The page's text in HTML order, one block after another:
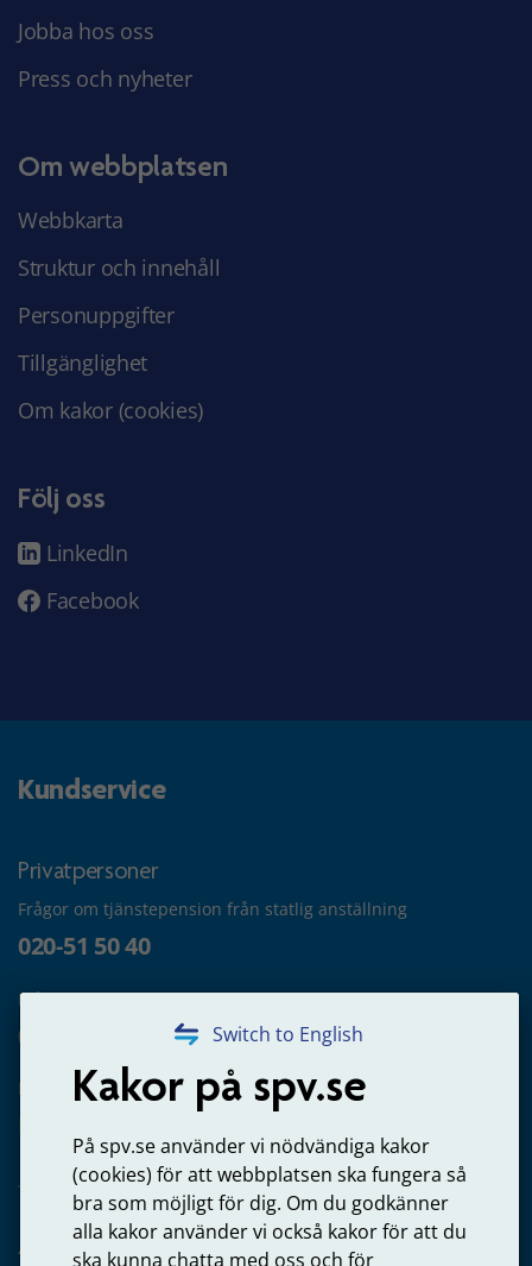
Switch to English
Kakor på spv.se
På spv.se använder vi nödvändiga kakor
(cookies) för att webbplatsen ska fungera så
bra som möjligt för dig. Om du godkänner
alla kakor använder vi också kakor för att du
ska kunna chatta med oss och för
Jobba hos oss
Press och nyheter
Om webbplatsen
Webbkarta
Struktur och innehåll
Personuppgifter
Tillgänglighet
Om kakor (cookies)
Följ oss
LinkedIn
Facebook
Kundservice
Privatpersoner
Frågor om tjänstepension från statlig anställning
020-51 50 40
Frågor om utbetalning
020-65 00 65
Kontakta oss
Arbetsgivare